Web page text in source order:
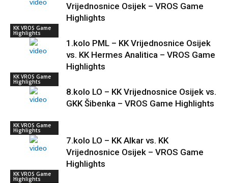
Vrijednosnice Osijek – VROS Game
Highlights
KK VROS Game
Highlights
1.kolo PML – KK Vrijednosnice Osijek
vs. KK Hermes Analitica – VROS Game
Highlights
KK VROS Game
Highlights
8.kolo LO – KK Vrijednosnice Osijek vs.
GKK Šibenka – VROS Game Highlights
KK VROS Game
Highlights
7.kolo LO – KK Alkar vs. KK
Vrijednosnice Osijek – VROS Game
Highlights
KK VROS Game
Highlights